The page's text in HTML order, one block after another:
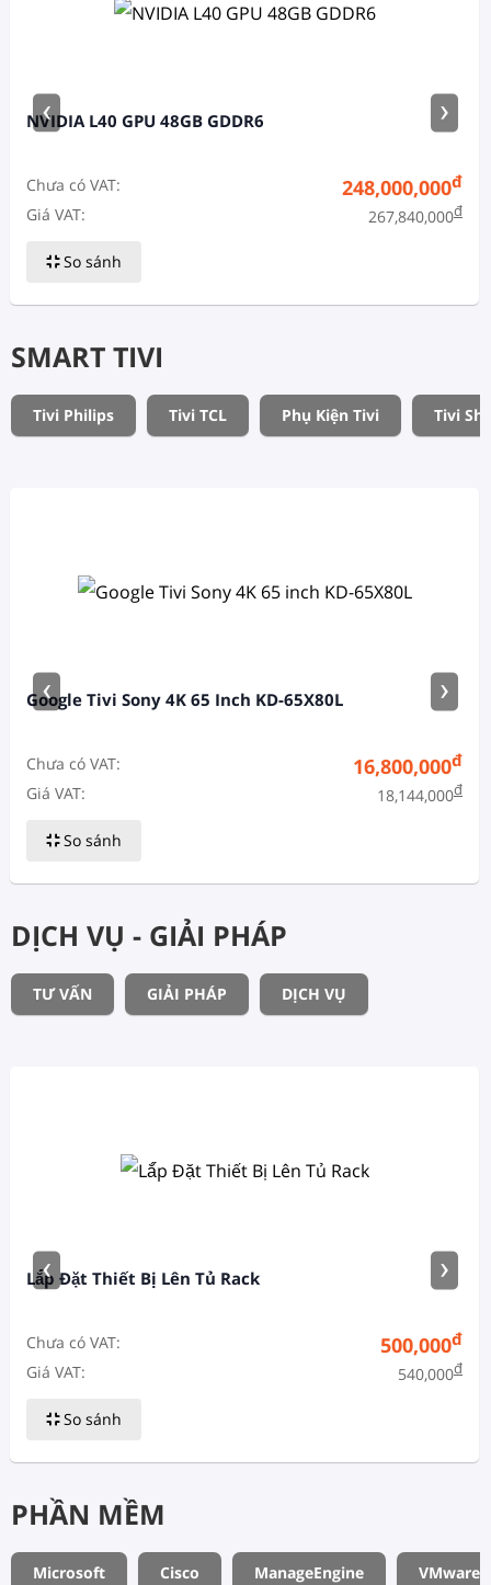
NVIDIA L40 GPU 48GB GDDR6
Chưa có VAT: 248,000,000đ
Giá VAT: 267,840,000đ
So sánh
‹ ›
SMART TIVI
Tivi Philips Tivi TCL Phụ Kiện Tivi Tivi
Google Tivi Sony 4K 65 Inch KD-65X80L
Chưa có VAT: 16,800,000đ
Giá VAT: 18,144,000đ
So sánh
‹ ›
DỊCH VỤ - GIẢI PHÁP
TƯ VẤN GIẢI PHÁP DỊCH VỤ
Lắ́p Đặt Thiết Bị Lên Tủ Rack
Chưa có VAT: 500,000đ
Giá VAT: 540,000đ
So sánh
‹ ›
PHẦN MỀM
Microsoft Cisco ManageEngine VMware